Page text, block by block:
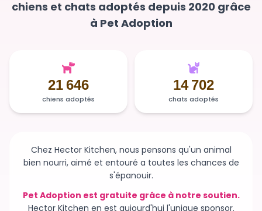
chiens et chats adoptés depuis 2020 grâce
à Pet Adoption
21 646
chiens adoptés
14 702
chats adoptés
Chez Hector Kitchen, nous pensons qu'un animal
bien nourri, aimé et entouré a toutes les chances de
s'épanouir.
Pet Adoption est gratuite grâce à notre soutien.
Hector Kitchen en est aujourd'hui l'unique sponsor.